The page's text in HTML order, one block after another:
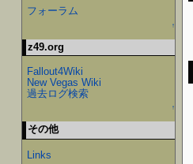
フォーラム
↑
z49.org
Fallout4Wiki
New Vegas Wiki
過去ログ検索
↑
その他
Links